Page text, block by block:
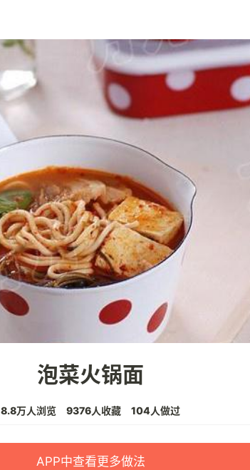
泡菜火锅面
8.8万人浏览 9376人收藏 104人做过
APP中查看更多做法